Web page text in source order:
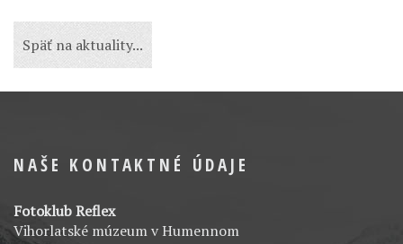
Späť na aktuality...
NAŠE KONTAKTNÉ ÚDAJE
Fotoklub Reflex
Vihorlatské múzeum v Humennom